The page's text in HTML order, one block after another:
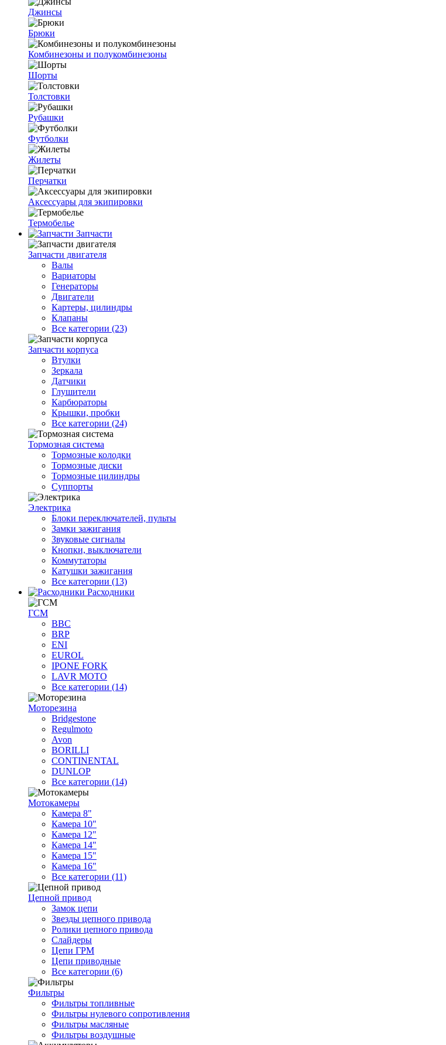
Джинсы
Брюки
Комбинезоны и полукомбинезоны
Шорты
Толстовки
Рубашки
Футболки
Жилеты
Перчатки
Аксессуары для экипировки
Термобелье
Запчасти
Запчасти двигателя
Валы
Вариаторы
Генераторы
Двигатели
Картеры, цилиндры
Клапаны
Все категории (23)
Запчасти корпуса
Втулки
Зеркала
Датчики
Глушители
Карбюраторы
Крышки, пробки
Все категории (24)
Тормозная система
Тормозные колодки
Тормозные диски
Тормозные цилиндры
Суппорты
Электрика
Блоки переключателей, пульты
Замки зажигания
Звуковые сигналы
Кнопки, выключатели
Коммутаторы
Катушки зажигания
Все категории (13)
Расходники
ГСМ
BBC
BRP
ENI
EUROL
IPONE FORK
LAVR MOTO
Все категории (14)
Моторезина
Bridgestone
Regulmoto
Avon
BORILLI
CONTINENTAL
DUNLOP
Все категории (14)
Мотокамеры
Камера 8"
Камера 10"
Камера 12"
Камера 14"
Камера 15"
Камера 16"
Все категории (11)
Цепной привод
Замок цепи
Звезды цепного привода
Ролики цепного привода
Слайдеры
Цепи ГРМ
Цепи приводные
Все категории (6)
Фильтры
Фильтры топливные
Фильтры нулевого сопротивления
Фильтры масляные
Фильтры воздушные